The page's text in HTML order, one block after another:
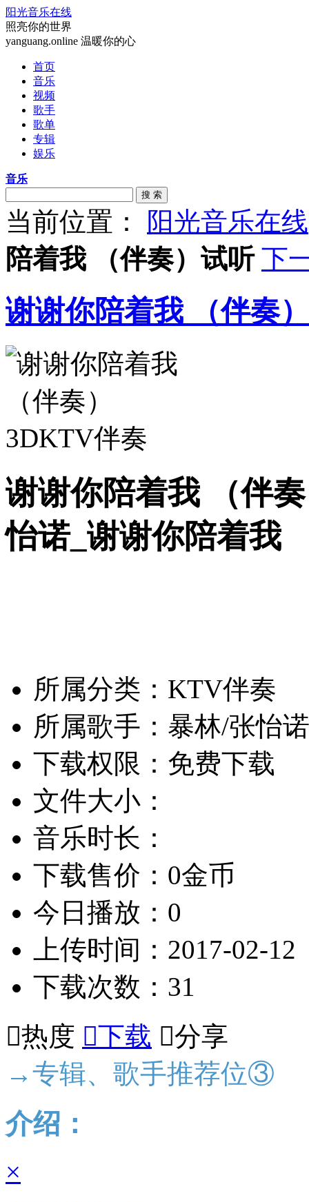
阳光音乐在线
照亮你的世界
yanguang.online 温暖你的心
首页
音乐
视频
歌手
歌单
专辑
娱乐
音乐
搜 索
当前位置： 阳光音乐在线
陪着我 （伴奏）试听 下
谢谢你陪着我 （伴奏）
谢谢你陪着我 （伴
怡诺_谢谢你陪着我
所属分类：KTV伴奏
所属歌手：暴林/张怡诺
下载权限：免费下载
文件大小：
音乐时长：
下载售价：0金币
今日播放：0
上传时间：2017-02-12
下载次数：31
热度 下载 分享
→专辑、歌手推荐位③
介绍：
×